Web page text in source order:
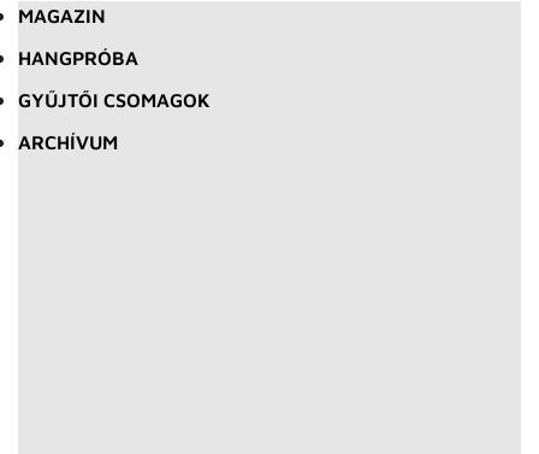
MAGAZIN
HANGPRÓBA
GYŰJTŐI CSOMAGOK
ARCHÍVUM